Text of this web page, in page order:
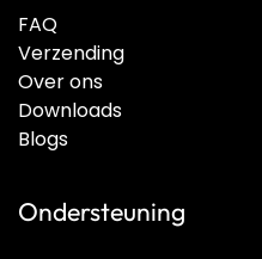
FAQ
Verzending
Over ons
Downloads
Blogs
Ondersteuning